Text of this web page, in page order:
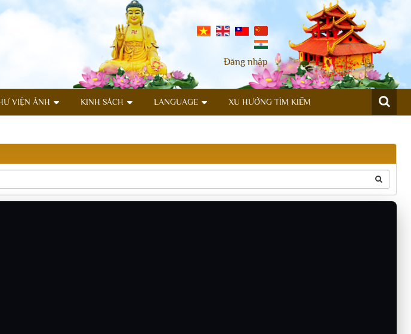
Đăng nhập
VIỆN ẢNH KINH SÁCH LANGUAGE XU HƯỚNG TÌM KIẾM